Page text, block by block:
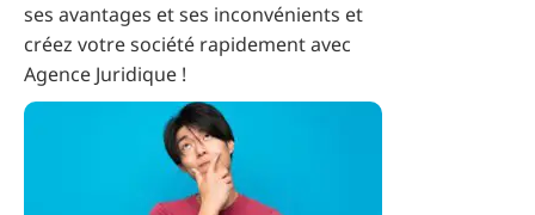
ses avantages et ses inconvénients et
créez votre société rapidement avec
Agence Juridique !